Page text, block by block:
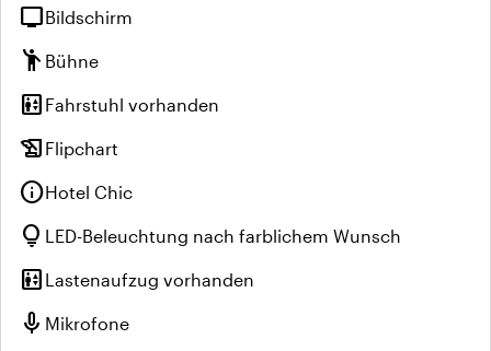
tvBildschirm
emoji_people Bühne
elevator Fahrstuhl vorhanden
history_edu Flipchart
infoHotel Chic
lightbulb LED-Beleuchtung nach farblichem Wunsch
elevator Lastenaufzug vorhanden
mic Mikrofone